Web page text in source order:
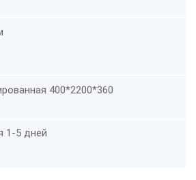
400*2200*360
1-5 дней